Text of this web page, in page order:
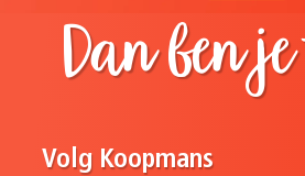
Dan ben
Volg Koopmans